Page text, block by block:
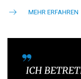
MEHR ERFAHREN